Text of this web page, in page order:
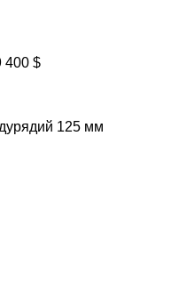
400 $
125 мм